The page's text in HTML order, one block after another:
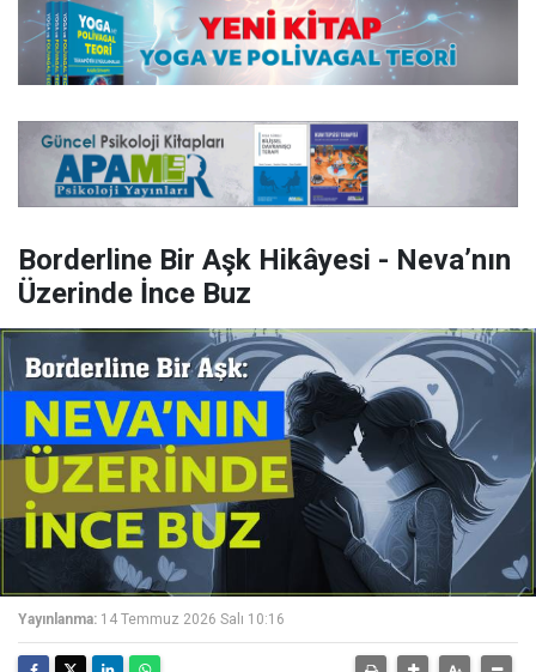
Borderline Bir Aşk Hikâyesi - Neva’nın
Üzerinde İnce Buz
Yayınlanma: 14 Temmuz 2026 Salı 10:16